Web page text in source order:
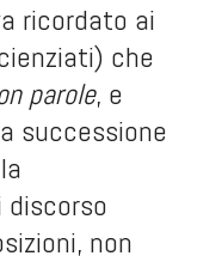
ricordato ai
che
parole, e
successione
discorso
non